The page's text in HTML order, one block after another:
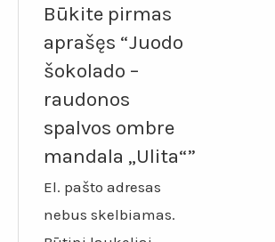
Būkite pirmas
aprašęs “Juodo
šokolado –
raudonos
spalvos ombre
mandala „Ulita“”
El. pašto adresas
nebus skelbiamas.